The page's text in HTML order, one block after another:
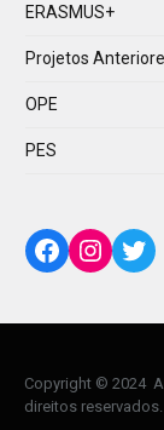
ERASMUS+
Projetos
OPE
PES
Facebook
Copyright © 2024
direitos reservados.